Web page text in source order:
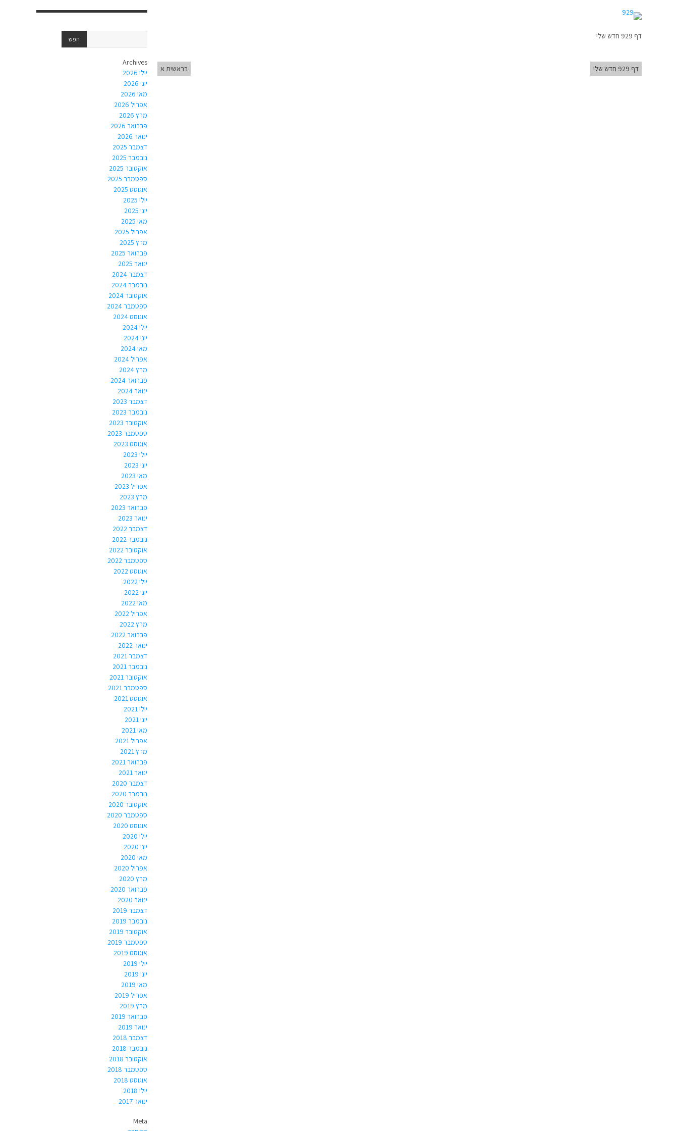
דף 929 חדש שלי
דף 929 חדש שלי בראשית א
Archives
יולי 2026
יוני 2026
מאי 2026
אפריל 2026
מרץ 2026
פברואר 2026
ינואר 2026
דצמבר 2025
נובמבר 2025
אוקטובר 2025
ספטמבר 2025
אוגוסט 2025
יולי 2025
יוני 2025
מאי 2025
אפריל 2025
מרץ 2025
פברואר 2025
ינואר 2025
דצמבר 2024
נובמבר 2024
אוקטובר 2024
ספטמבר 2024
אוגוסט 2024
יולי 2024
יוני 2024
מאי 2024
אפריל 2024
מרץ 2024
פברואר 2024
ינואר 2024
דצמבר 2023
נובמבר 2023
אוקטובר 2023
ספטמבר 2023
אוגוסט 2023
יולי 2023
יוני 2023
מאי 2023
אפריל 2023
מרץ 2023
פברואר 2023
ינואר 2023
דצמבר 2022
נובמבר 2022
אוקטובר 2022
ספטמבר 2022
אוגוסט 2022
יולי 2022
יוני 2022
מאי 2022
אפריל 2022
מרץ 2022
פברואר 2022
ינואר 2022
דצמבר 2021
נובמבר 2021
אוקטובר 2021
ספטמבר 2021
אוגוסט 2021
יולי 2021
יוני 2021
מאי 2021
אפריל 2021
מרץ 2021
פברואר 2021
ינואר 2021
דצמבר 2020
נובמבר 2020
אוקטובר 2020
ספטמבר 2020
אוגוסט 2020
יולי 2020
יוני 2020
מאי 2020
אפריל 2020
מרץ 2020
פברואר 2020
ינואר 2020
דצמבר 2019
נובמבר 2019
אוקטובר 2019
ספטמבר 2019
אוגוסט 2019
יולי 2019
יוני 2019
מאי 2019
אפריל 2019
מרץ 2019
פברואר 2019
ינואר 2019
דצמבר 2018
נובמבר 2018
אוקטובר 2018
ספטמבר 2018
אוגוסט 2018
יולי 2018
ינואר 2017
Meta